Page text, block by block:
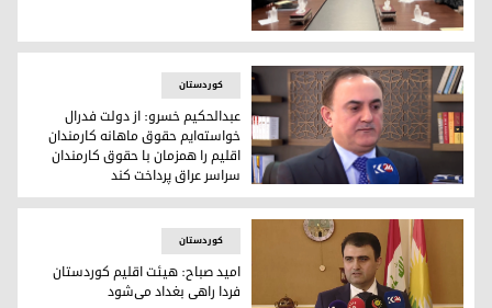
هیئت‌های مذاکرات دولت اقلیم کوردستان و دولت فدرال عراق در نشستی
عبدالحکیم خسرو، رئیس اداره هماهنگی و بازرسی دولت اقلیم
کوردستان
عبدالحکیم خسرو: از دولت فدرال
خواسته‌ایم حقوق ماهانه کارمندان
اقلیم را همزمان با حقوق کارمندان
سراسر عراق پرداخت کند
کوردستان
امید صباح: هیئت اقلیم کوردستان
فردا راهی بغداد می‌شود